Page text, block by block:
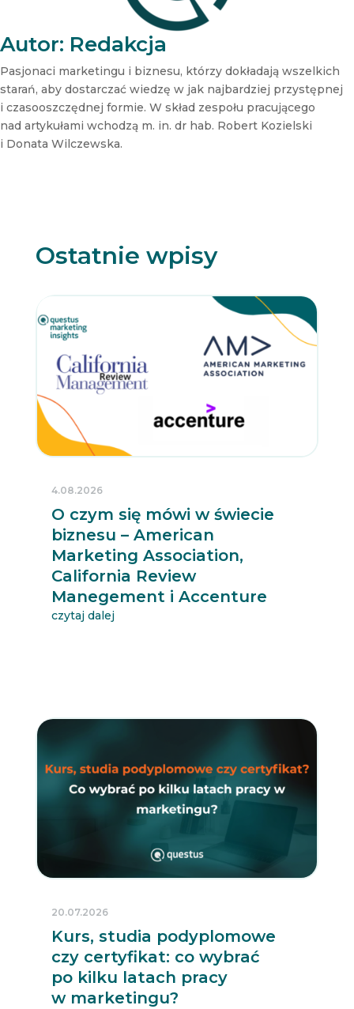
e
t
e
r
N
e
w
Autor: Redakcja
Pasjonaci marketingu i biznesu, którzy dokładają wszelkich
starań, aby dostarczać wiedzę w jak najbardziej przystępnej
i czasooszczędnej formie. W skład zespołu pracującego
nad artykułami wchodzą m. in. dr hab. Robert Kozielski
i Donata Wilczewska.
Ostatnie wpisy
O czym się mówi w świecie
biznesu – American
Marketing Association,
California Review
Manegement i Accenture
4.08.2026
czytaj dalej
Kurs, studia podyplomowe
czy certyfikat: co wybrać
po kilku latach pracy
w marketingu?
20.07.2026